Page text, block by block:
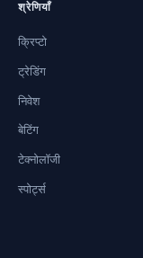
श्रेणियाँ
क्रिप्टो
ट्रेडिंग
निवेश
बेटिंग
टेक्नोलॉजी
स्पोर्ट्स